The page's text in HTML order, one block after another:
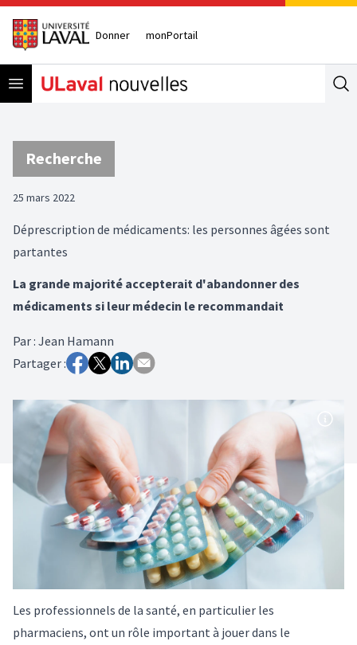
Donner monPortail
Open menu
Recherche
25 mars 2022
Déprescription de médicaments: les personnes âgées sont
partantes
La grande majorité accepterait d'abandonner des
médicaments si leur médecin le recommandait
Par: Jean Hamann
Partager :
Les professionnels de la santé, en particulier les
pharmaciens, ont un rôle important à jouer dans le